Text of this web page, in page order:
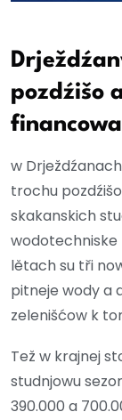
pozdźišo
w
trochu
skakanskich
wodotechniske
lětach su tři
pitneje wody a
zelenišćow k
Tež w krajnej
studnjowu
390.000 a